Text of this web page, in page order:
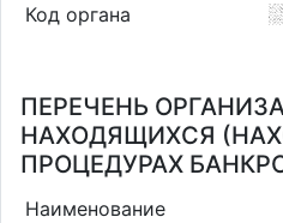
Код органа
ПЕРЕЧЕНЬ
НАХОДЯЩИХСЯ
ПРОЦЕДУРАХ
Наименование